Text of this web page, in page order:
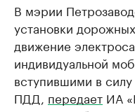
В мэрии
установки
движение
индивидуальной
вступившими в
ПДД, передает ИА